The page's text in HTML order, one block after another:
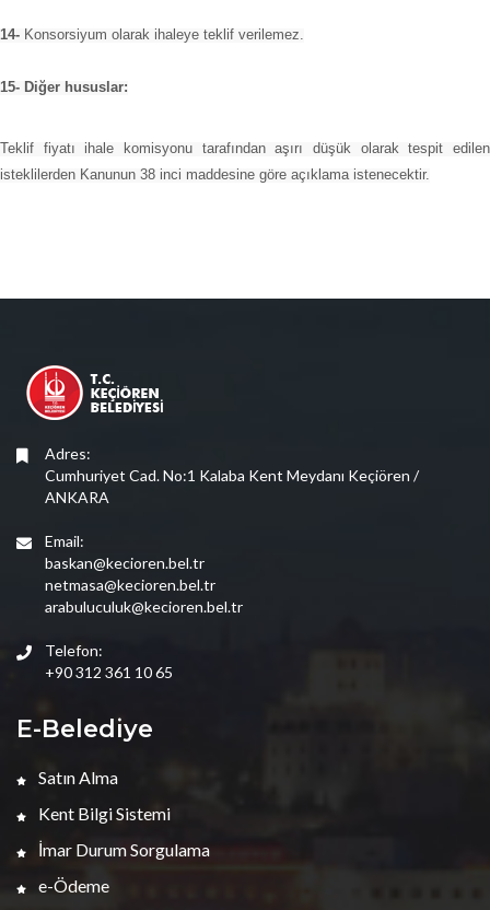
14- Konsorsiyum olarak ihaleye teklif verilemez.
15- Diğer hususlar:
Teklif fiyatı ihale komisyonu tarafından aşırı düşük olarak tespit edilen
isteklilerden Kanunun 38 inci maddesine göre açıklama istenecektir.
Adres:
Cumhuriyet Cad. No:1 Kalaba Kent Meydanı Keçiören /
ANKARA
Email:
baskan@kecioren.bel.tr
netmasa@kecioren.bel.tr
arabuluculuk@kecioren.bel.tr
Telefon:
+90 312 361 10 65
E-Belediye
Satın Alma
Kent Bilgi Sistemi
İmar Durum Sorgulama
e-Ödeme